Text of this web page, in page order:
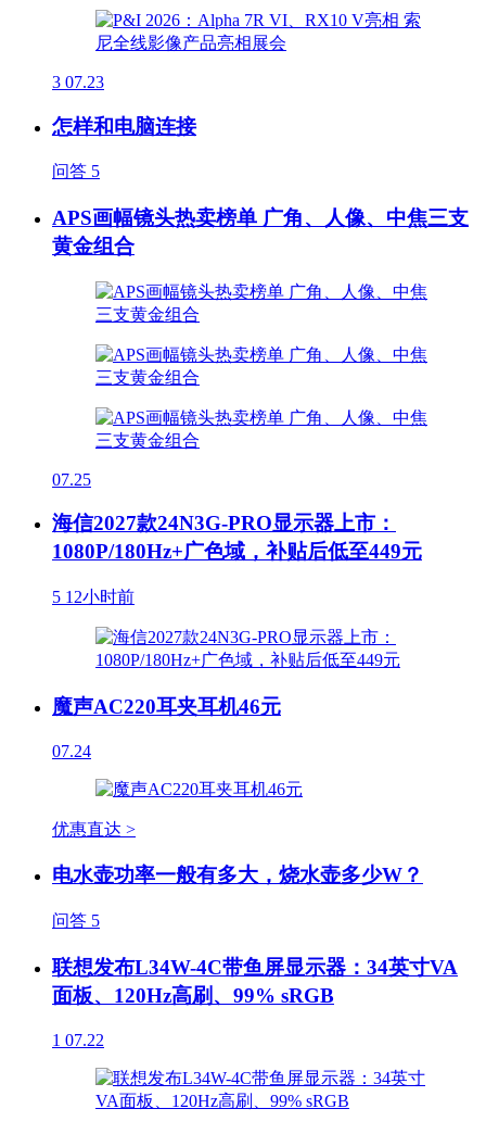
3 07.23
怎样和电脑连接
问答 5
APS画幅镜头热卖榜单 广角、人像、中焦三支
黄金组合
07.25
海信2027款24N3G-PRO显示器上市：
1080P/180Hz+广色域，补贴后低至449元
5 12小时前
魔声AC220耳夹耳机46元
07.24
优惠直达 >
电水壶功率一般有多大，烧水壶多少W？
问答 5
联想发布L34W-4C带鱼屏显示器：34英寸VA
面板、120Hz高刷、99% sRGB
1 07.22